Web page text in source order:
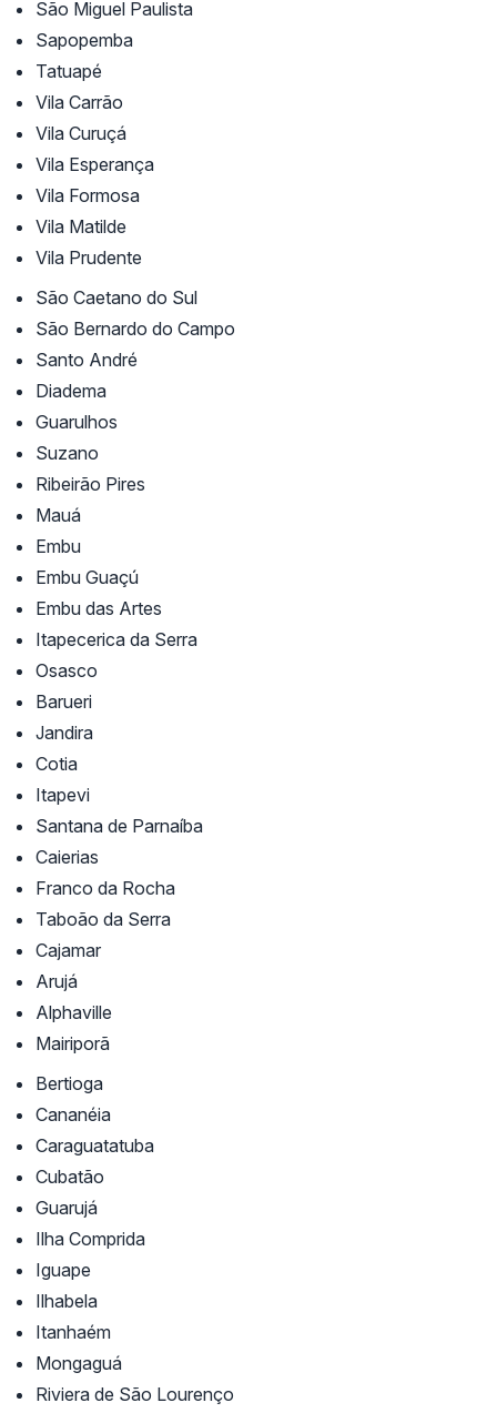
São Miguel Paulista
Sapopemba
Tatuapé
Vila Carrão
Vila Curuçá
Vila Esperança
Vila Formosa
Vila Matilde
Vila Prudente
São Caetano do Sul
São Bernardo do Campo
Santo André
Diadema
Guarulhos
Suzano
Ribeirão Pires
Mauá
Embu
Embu Guaçú
Embu das Artes
Itapecerica da Serra
Osasco
Barueri
Jandira
Cotia
Itapevi
Santana de Parnaíba
Caierias
Franco da Rocha
Taboão da Serra
Cajamar
Arujá
Alphaville
Mairiporã
Bertioga
Cananéia
Caraguatatuba
Cubatão
Guarujá
Ilha Comprida
Iguape
Ilhabela
Itanhaém
Mongaguá
Riviera de São Lourenço